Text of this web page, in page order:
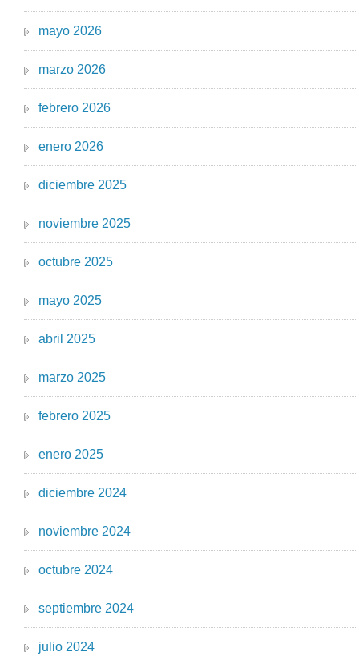
mayo 2026
marzo 2026
febrero 2026
enero 2026
diciembre 2025
noviembre 2025
octubre 2025
mayo 2025
abril 2025
marzo 2025
febrero 2025
enero 2025
diciembre 2024
noviembre 2024
octubre 2024
septiembre 2024
julio 2024